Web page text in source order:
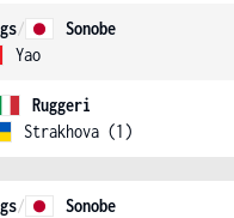
/
Sonobe
Yao
Ruggeri
Strakhova (1)
/
Sonobe